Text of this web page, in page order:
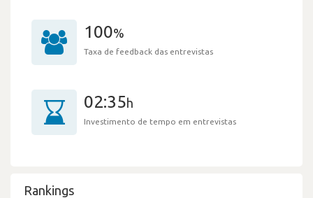
100%
Taxa de feedback das entrevistas
02:35h
Investimento de tempo em entrevistas
Rankings